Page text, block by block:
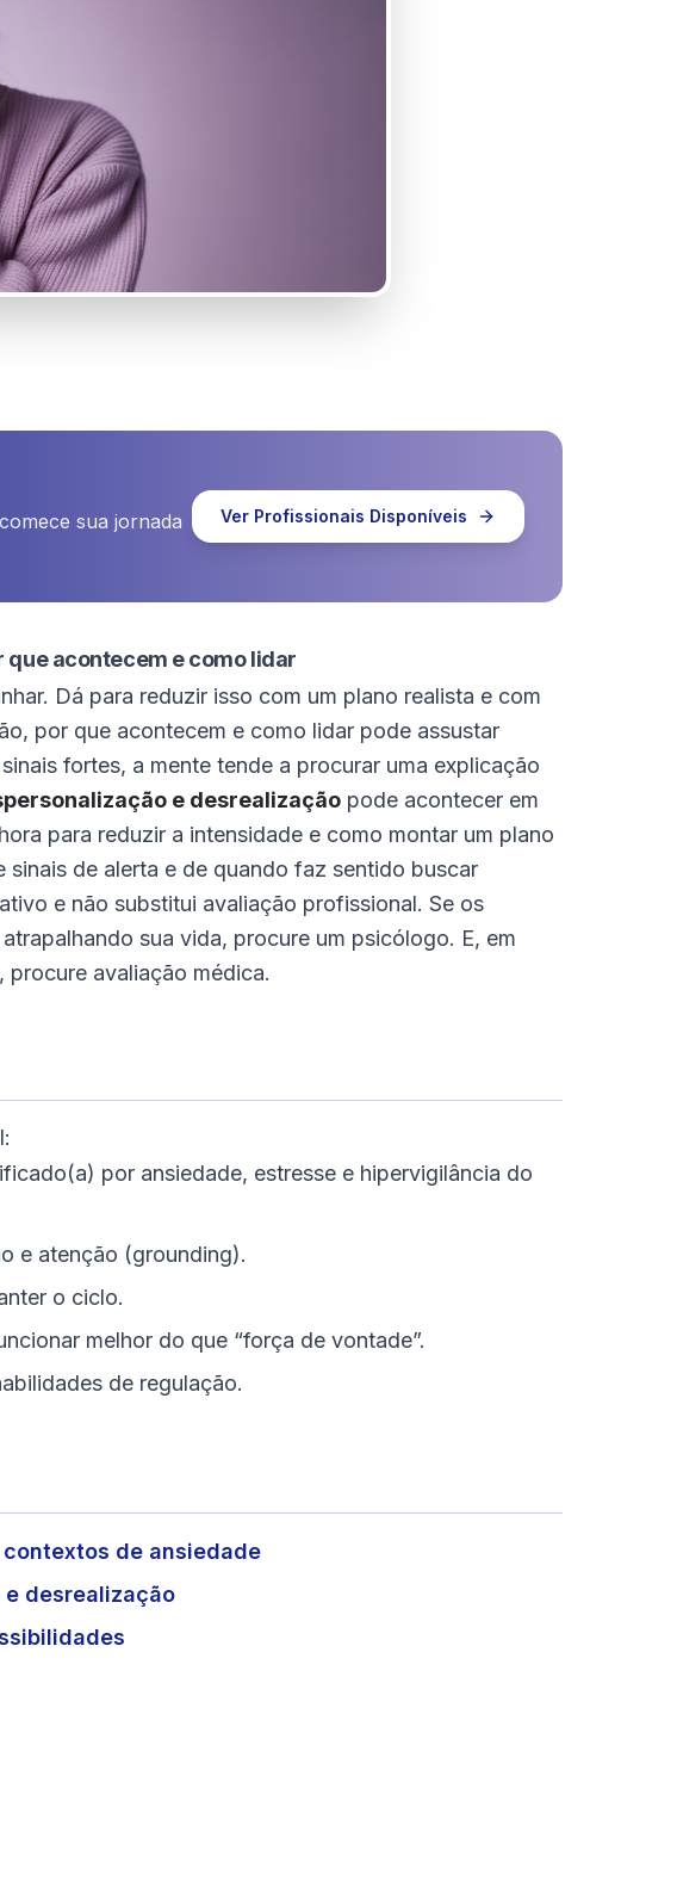
sua jornada
Ver Profissionais Disponíveis
que acontecem e como lidar
Dá para reduzir isso com um plano realista e com
por que acontecem e como lidar pode assustar
fortes, a mente tende a procurar uma explicação
e desrealização pode acontecer em
para reduzir a intensidade e como montar um plano
de alerta e de quando faz sentido buscar
e não substitui avaliação profissional. Se os
sua vida, procure um psicólogo. E, em
avaliação médica.
por ansiedade, estresse e hipervigilância do
e atenção (grounding).
o ciclo.
melhor do que “força de vontade”.
de regulação.
de ansiedade
e desrealização